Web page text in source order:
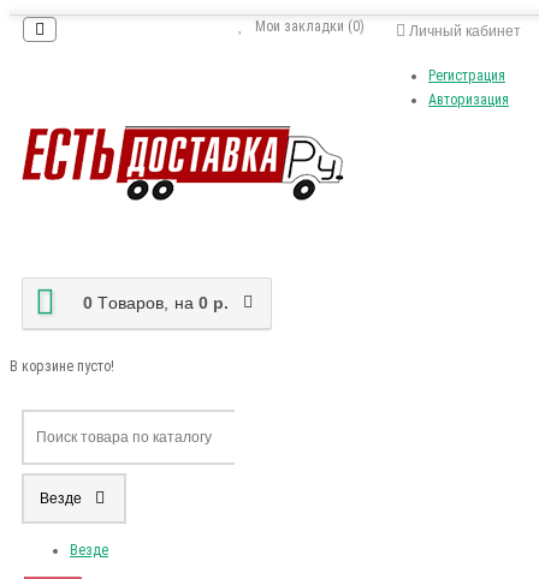
Личный кабинет
Регистрация
Авторизация
Мои закладки (0)
0 Tоваров, на 0 р.
В корзине пусто!
Везде
Везде